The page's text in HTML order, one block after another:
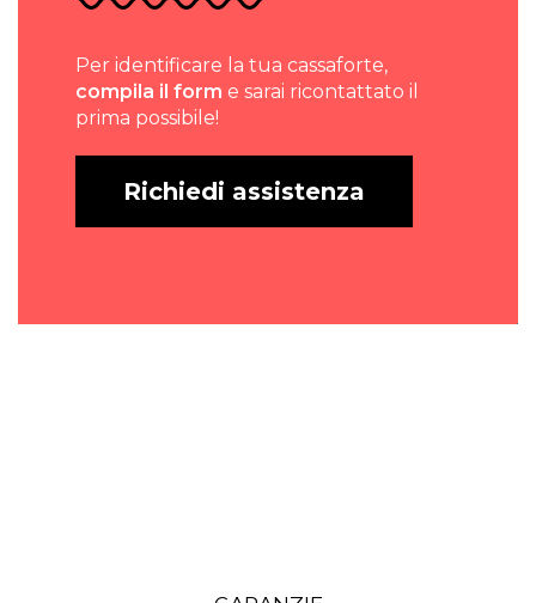
Per identificare la tua cassaforte,
compila il form e sarai ricontattato il
prima possibile!
Richiedi assistenza